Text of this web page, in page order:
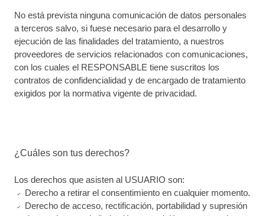
No está prevista ninguna comunicación de datos personales
a terceros salvo, si fuese necesario para el desarrollo y
ejecución de las finalidades del tratamiento, a nuestros
proveedores de servicios relacionados con comunicaciones,
con los cuales el RESPONSABLE tiene suscritos los
contratos de confidencialidad y de encargado de tratamiento
exigidos por la normativa vigente de privacidad.
¿Cuáles son tus derechos?
Los derechos que asisten al USUARIO son:
Derecho a retirar el consentimiento en cualquier momento.
Derecho de acceso, rectificación, portabilidad y supresión